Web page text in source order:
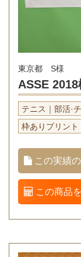
東京都 S様
ASSE 2018
テニス｜部活·
枠ありプリント
この実績
この商品